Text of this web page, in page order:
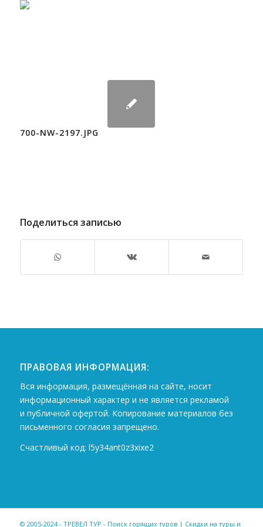
700-NW-2197.JPG
Поделиться записью
ПРАВОВАЯ ИНФОРМАЦИЯ:
Вся информация, размещённая на сайте, носит
информационный характер и не является рекламой
и публичной офертой. Копирование материалов без
письменного согласия запрещено.
Счастливый код: l5y34ant0z3xixe2
© 2005-2024 - ТРЕВЕЛ ТУР - Поиск горящих туров | Скидки на туры и